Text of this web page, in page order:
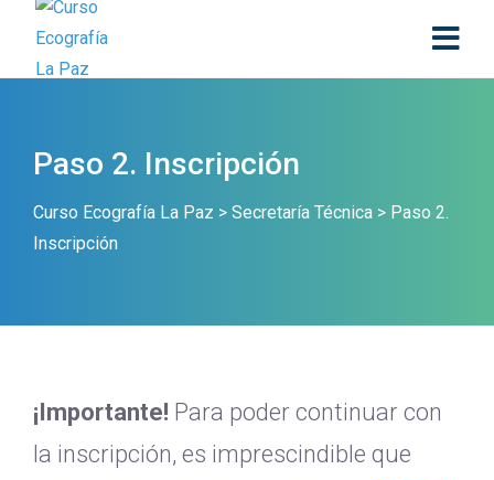
Paso 2. Inscripción
Curso Ecografía La Paz > Secretaría Técnica > Paso 2.
Inscripción
¡Importante! Para poder continuar con
la inscripción, es imprescindible que